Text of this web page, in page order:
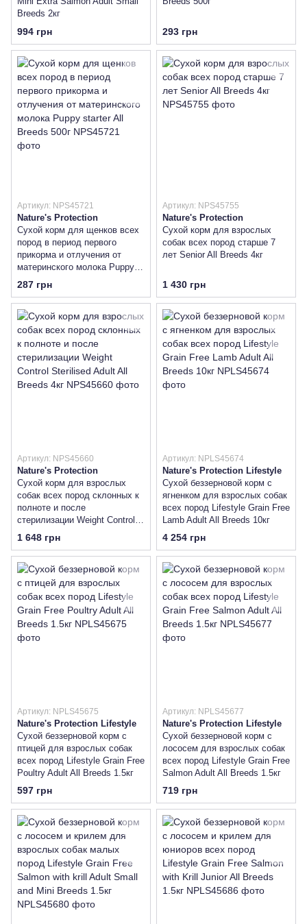
Breeds 2кг
994 грн 293 грн
Артикул: NPS45721
Nature's Protection
Сухой корм для щенков всех
пород в период первого
прикорма и отлучения от
материнского молока Puppy
starter All Breeds 500г
287 грн
Артикул: NPS45755
Nature's Protection
Сухой корм для взрослых
собак всех пород старше 7
лет Senior All Breeds 4кг
1 430 грн
Артикул: NPS45660
Nature's Protection
Сухой корм для взрослых
собак всех пород склонных к
полноте и после
стерилизации Weight Control
Sterilised Adult All Breeds 4кг
1 648 грн
Артикул: NPLS45674
Nature's Protection Lifestyle
Сухой беззерновой корм с
ягненком для взрослых собак
всех пород Lifestyle Grain Free
Lamb Adult All Breeds 10кг
4 254 грн
Артикул: NPLS45675
Nature's Protection Lifestyle
Сухой беззерновой корм с
птицей для взрослых собак
всех пород Lifestyle Grain Free
Poultry Adult All Breeds 1.5кг
597 грн
Артикул: NPLS45677
Nature's Protection Lifestyle
Сухой беззерновой корм с
лососем для взрослых собак
всех пород Lifestyle Grain Free
Salmon Adult All Breeds 1.5кг
719 грн